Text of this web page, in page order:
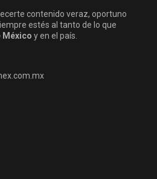
contenido veraz, oportuno
estés al tanto de lo que
México y en el país.